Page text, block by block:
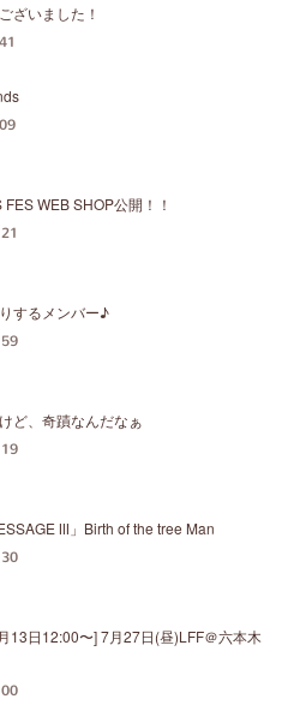
ざいました！
WEB SHOP公開！！
するメンバー♪
ど、奇蹟なんだなぁ
Ⅲ」Birth of the tree Man
13日12:00〜] 7月27日(昼)LFF＠六本木